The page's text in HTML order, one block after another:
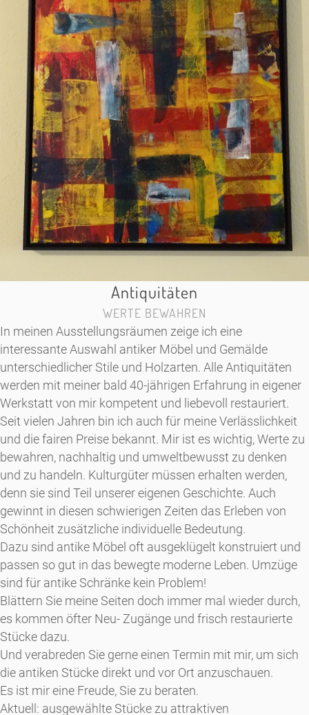
Antiquitäten
WERTE BEWAHREN
In meinen Ausstellungsräumen zeige ich eine
interessante Auswahl antiker Möbel und Gemälde
unterschiedlicher Stile und Holzarten. Alle Antiquitäten
werden mit meiner bald 40-jährigen Erfahrung in eigener
Werkstatt von mir kompetent und liebevoll restauriert.
Seit vielen Jahren bin ich auch für meine Verlässlichkeit
und die fairen Preise bekannt. Mir ist es wichtig, Werte zu
bewahren, nachhaltig und umweltbewusst zu denken
und zu handeln. Kulturgüter müssen erhalten werden,
denn sie sind Teil unserer eigenen Geschichte. Auch
gewinnt in diesen schwierigen Zeiten das Erleben von
Schönheit zusätzliche individuelle Bedeutung.
Dazu sind antike Möbel oft ausgeklügelt konstruiert und
passen so gut in das bewegte moderne Leben. Umzüge
sind für antike Schränke kein Problem!
Blättern Sie meine Seiten doch immer mal wieder durch,
es kommen öfter Neu- Zugänge und frisch restaurierte
Stücke dazu.
Und verabreden Sie gerne einen Termin mit mir, um sich
die antiken Stücke direkt und vor Ort anzuschauen.
Es ist mir eine Freude, Sie zu beraten.
Aktuell: ausgewählte Stücke zu attraktiven